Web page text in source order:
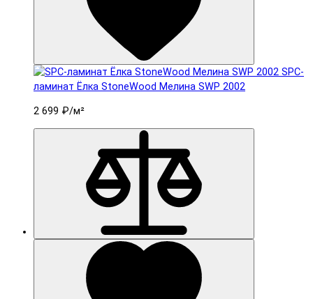
SPC-
ламинат Ëлка StoneWood Мелина SWP 2002
2 699 ₽/м²